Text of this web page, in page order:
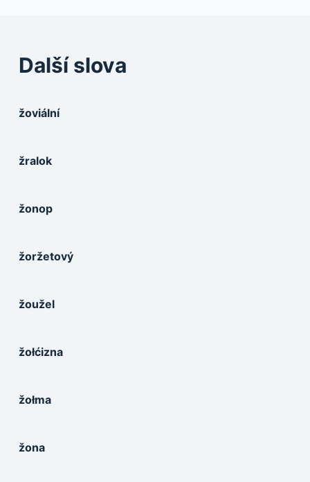
Další slova
žoviální
žralok
žonop
žoržetový
žoužel
žołćizna
žołma
žona